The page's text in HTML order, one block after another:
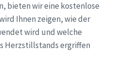
bieten wir eine kostenlose
Ihnen zeigen, wie der
wird und welche
Herzstillstands ergriffen